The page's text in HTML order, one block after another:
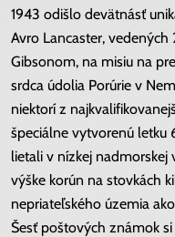
1943 odišlo devätnásť
Avro Lancaster,
Gibsonom, na misiu na
srdca údolia Porúrie v
niektorí z
špeciálne vytvorenú letku
lietali v nízkej
výške korún na stovkách
nepriateľského územia
Šesť poštových známok